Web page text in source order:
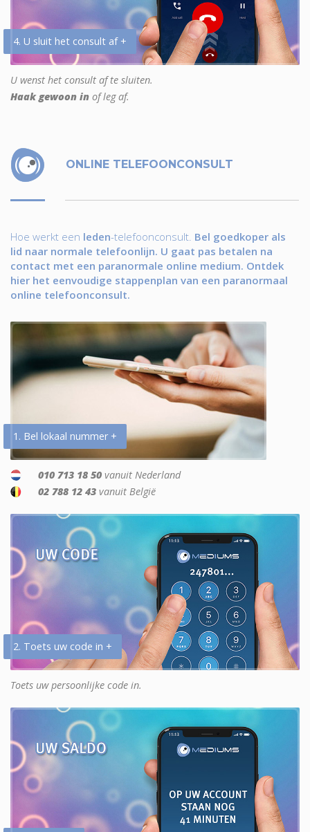
4. U sluit het consult af +
U wenst het consult af te sluiten.
Haak gewoon in of leg af.
ONLINE TELEFOONCONSULT
Hoe werkt een leden-telefoonconsult. Bel goedkoper als
lid naar normale telefoonlijn. U gaat pas betalen na
contact met een paranormale online medium. Ontdek
hier het eenvoudige stappenplan van een paranormaal
online telefoonconsult.
1. Bel lokaal nummer +
010 713 18 50 vanuit Nederland
02 788 12 43 vanuit België
2. Toets uw code in +
Toets uw persoonlijke code in.